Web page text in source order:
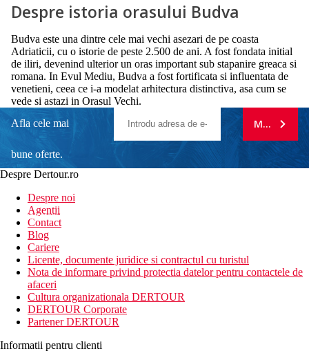
Despre istoria orasului Budva
Budva este una dintre cele mai vechi asezari de pe coasta
Adriaticii, cu o istorie de peste 2.500 de ani. A fost fondata initial
de iliri, devenind ulterior un oras important sub stapanire greaca si
romana. In Evul Mediu, Budva a fost fortificata si influentata de
venetieni, ceea ce i-a modelat arhitectura distinctiva, asa cum se
vede si astazi in Orasul Vechi.
Afla cele mai
bune oferte.
newsletter!
MA
Despre Dertour.ro
Despre noi
Agentii
Contact
Blog
Cariere
Licente, documente juridice si contractul cu turistul
Nota de informare privind protectia datelor pentru contactele de
afaceri
Cultura organizationala DERTOUR
DERTOUR Corporate
Partener DERTOUR
Informatii pentru clienti